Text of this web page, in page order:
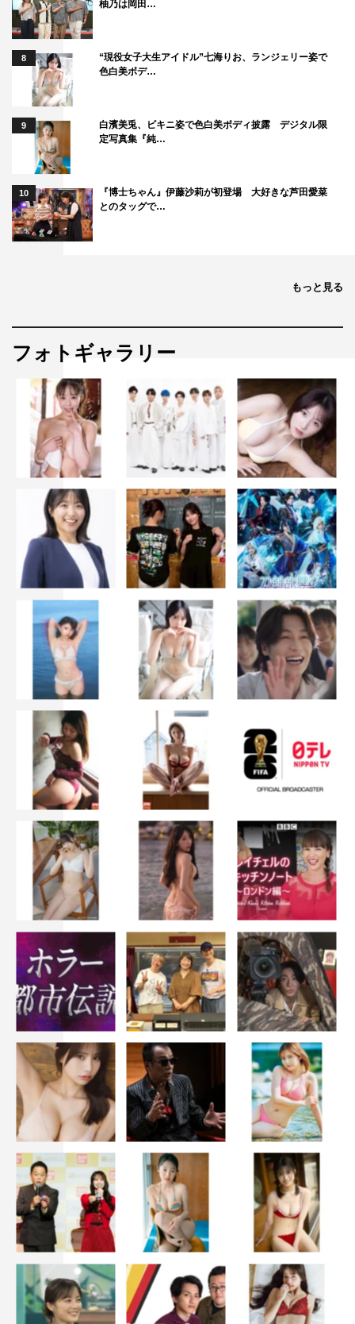
子
遠藤憲一
柚乃は岡田…
8
“現役女子大生アイドル”七海りお、ランジェリー姿で
色白美ボデ…
9
白濱美兎、ビキニ姿で色白美ボディ披露 デジタル限
定写真集『純…
10
『博士ちゃん』伊藤沙莉が初登場 大好きな芦田愛菜
とのタッグで…
もっと見る
フォトギャラリー